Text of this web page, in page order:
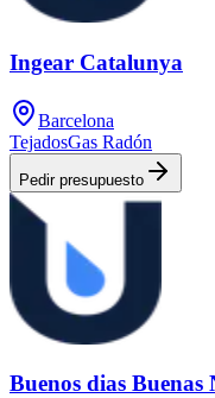
Ingear Catalunya
Barcelona
TejadosGas Radón
Pedir presupuesto
Buenos dias Buenas